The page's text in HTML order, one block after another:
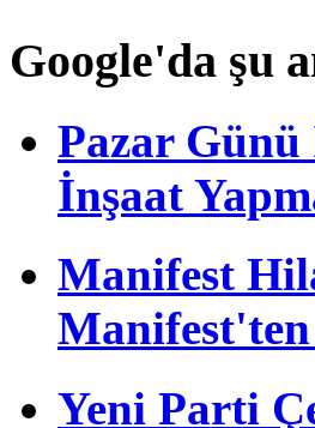
Google'da şu
Pazar Günü
İnşaat
Manifest
Manifest'ten
Yeni Parti